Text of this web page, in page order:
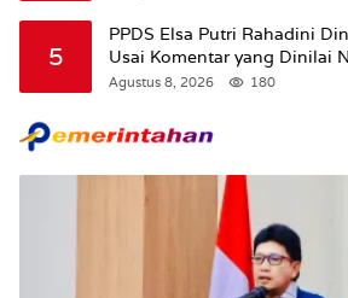
5
PPDS Elsa Putri Rahadini
Usai Komentar yang Dinilai
BPJS
Agustus 8, 2026 180